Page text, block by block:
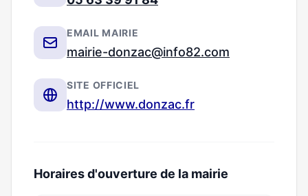
EMAIL MAIRIE
mairie-donzac@info82.com
SITE OFFICIEL
http://www.donzac.fr
Horaires d'ouverture de la mairie